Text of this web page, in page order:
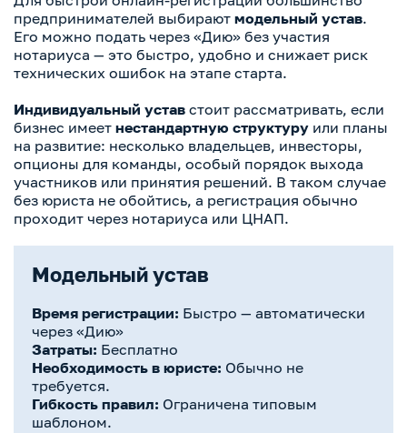
предпринимателей выбирают модельный устав.
Его можно подать через «Дию» без участия
нотариуса — это быстро, удобно и снижает риск
технических ошибок на этапе старта.
Индивидуальный устав стоит рассматривать, если
бизнес имеет нестандартную структуру или планы
на развитие: несколько владельцев, инвесторы,
опционы для команды, особый порядок выхода
участников или принятия решений. В таком случае
без юриста не обойтись, а регистрация обычно
проходит через нотариуса или ЦНАП.
Модельный устав
Время регистрации: Быстро — автоматически
через «Дию»
Затраты: Бесплатно
Необходимость в юристе: Обычно не
требуется.
Гибкость правил: Ограничена типовым
шаблоном.